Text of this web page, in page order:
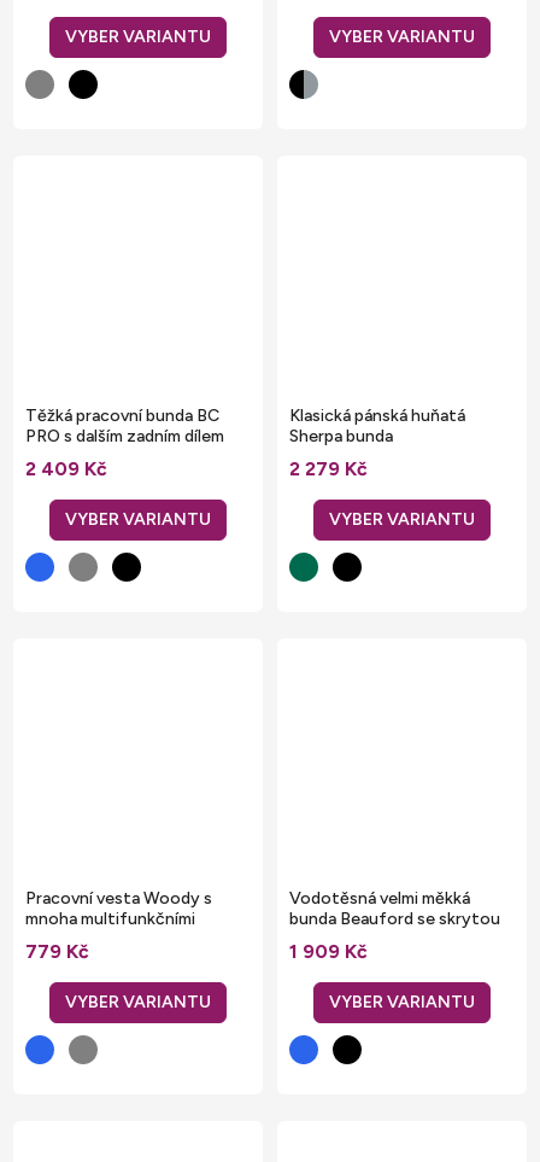
Těžká pracovní bunda BC
PRO s dalším zadním dílem
2 409 Kč
Klasická pánská huňatá
Sherpa bunda
2 279 Kč
Pracovní vesta Woody s
mnoha multifunkčními
kapsami
779 Kč
Vodotěsná velmi měkká
bunda Beauford se skrytou
1 909 Kč